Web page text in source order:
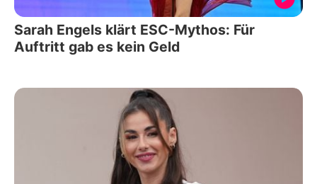
Sarah Engels klärt ESC-Mythos: Für
Auftritt gab es kein Geld